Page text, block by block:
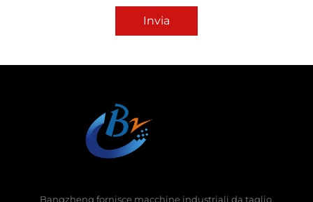
Invia
Bangzheng fornisce macchine industriali da taglio